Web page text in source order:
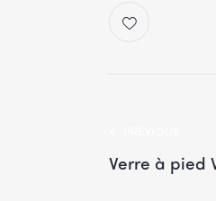
Verre à pied